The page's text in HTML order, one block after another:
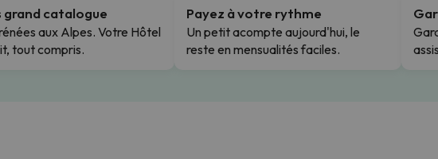
grand catalogue
aux Alpes. Votre Hôtel
tout compris.
Payez à votre rythme
Un petit acompte aujourd'hui, le
reste en mensualités faciles.